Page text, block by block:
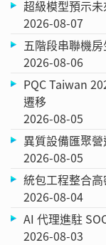
超級模型預示
2026-08-07
五階段串聯機
2026-08-06
PQC Taiwan
遷移
2026-08-05
異質設備匯聚
2026-08-05
統包工程整合
2026-08-04
AI 代理進駐
2026-08-03